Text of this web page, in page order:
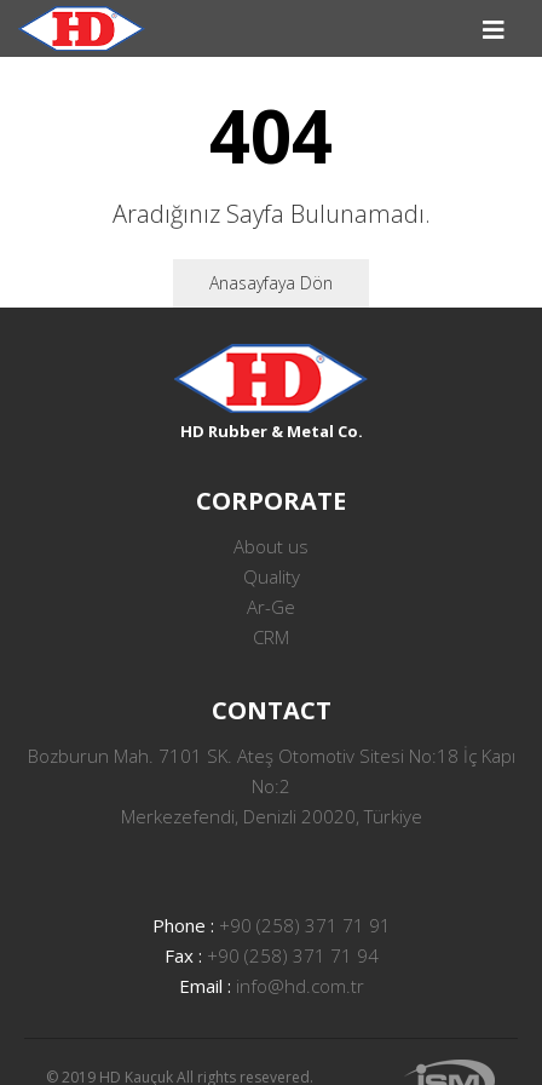
404
Aradığınız Sayfa Bulunamadı.
Anasayfaya Dön
HD Rubber & Metal Co.
CORPORATE
About us
Quality
Ar-Ge
CRM
CONTACT
Bozburun Mah. 7101 SK. Ateş Otomotiv Sitesi No:18 İç Kapı
No:2
Merkezefendi, Denizli 20020, Türkiye
Phone : +90 (258) 371 71 91
Fax : +90 (258) 371 71 94
Email : info@hd.com.tr
© 2019 HD Kauçuk All rights resevered.